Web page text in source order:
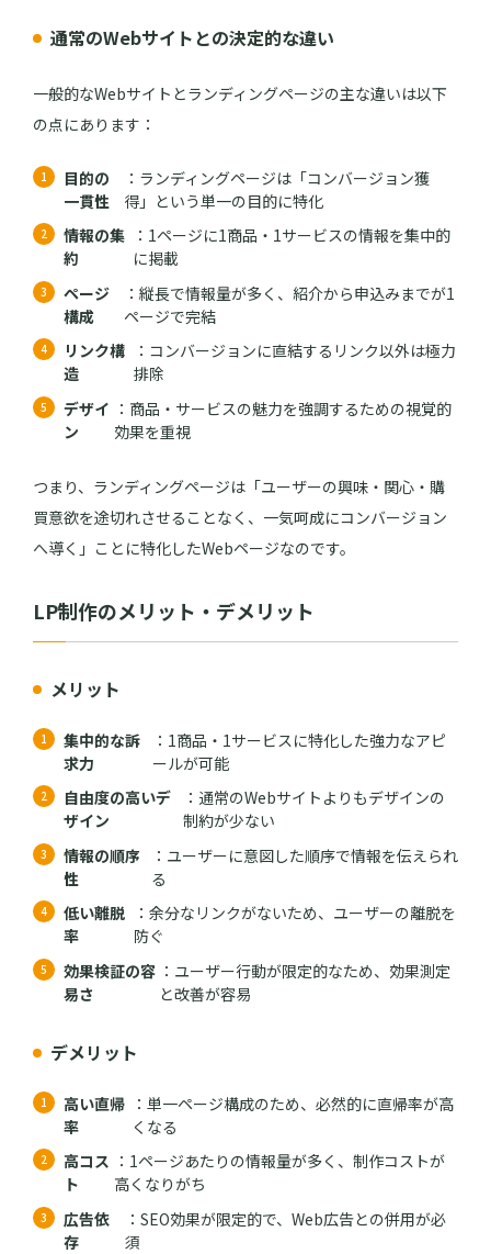
通常のWebサイトとの決定的な違い
一般的なWebサイトとランディングページの主な違いは以下
の点にあります：
目的の
一貫性
：ランディングページは「コンバージョン獲
得」という単一の目的に特化
情報の集
約
：1ページに1商品・1サービスの情報を集中的
に掲載
ページ
構成
：縦長で情報量が多く、紹介から申込みまでが1
ページで完結
リンク構
造
：コンバージョンに直結するリンク以外は極力
排除
デザイ
ン
：商品・サービスの魅力を強調するための視覚的
効果を重視
つまり、ランディングページは「ユーザーの興味・関心・購
買意欲を途切れさせることなく、一気呵成にコンバージョン
へ導く」ことに特化したWebページなのです。
LP制作のメリット・デメリット
メリット
集中的な訴
求力
：1商品・1サービスに特化した強力なアピ
ールが可能
自由度の高いデ
ザイン
：通常のWebサイトよりもデザインの
制約が少ない
情報の順序
性
：ユーザーに意図した順序で情報を伝えられ
る
低い離脱
率
：余分なリンクがないため、ユーザーの離脱を
防ぐ
効果検証の容
易さ
：ユーザー行動が限定的なため、効果測定
と改善が容易
デメリット
高い直帰
率
：単一ページ構成のため、必然的に直帰率が高
くなる
高コス
ト
：1ページあたりの情報量が多く、制作コストが
高くなりがち
広告依
存
：SEO効果が限定的で、Web広告との併用が必
須